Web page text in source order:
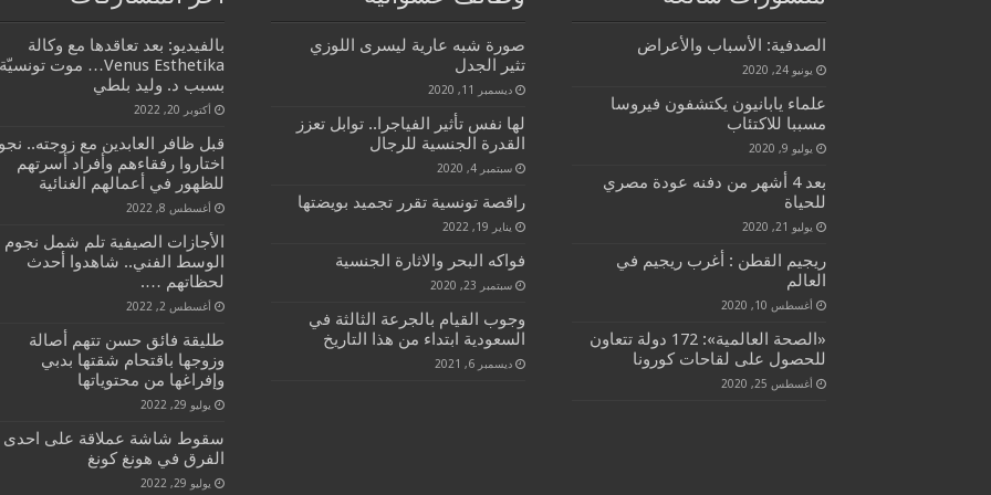
الصدفية: الأسباب والأعراض
يونيو 24, 2020
علماء يابانيون يكتشفون فيروسا
مسببا للاكتئاب
يوليو 9, 2020
بعد 4 أشهر من دفنه عودة مصري
للحياة
يوليو 21, 2020
ريجيم القطن : أغرب ريجيم في
العالم
أغسطس 10, 2020
«الصحة العالمية»: 172 دولة تتعاون
للحصول على لقاحات كورونا
أغسطس 25, 2020
صورة شبه عارية ليسرى اللوزي
تثير الجدل
ديسمبر 11, 2020
لها نفس تأثير الفياجرا.. توابل تعزز
القدرة الجنسية للرجال
سبتمبر 4, 2020
راقصة تونسية تقرر تجميد بويضتها
يناير 19, 2022
فواكه البحر والاثارة الجنسية
سبتمبر 23, 2020
وجوب القيام بالجرعة الثالثة في
السعودية ابتداء من هذا التاريخ
ديسمبر 6, 2021
بالفيديو: بعد تعاقدها مع وكالة
Venus Esthetika… موت تونسيّة
بسبب د. وليد بلطي
أكتوبر 20, 2022
قبل ظافر العابدين مع زوجته..
اختاروا رفقاءهم وأفراد أسرتهم
للظهور في أعمالهم الغنائية
أغسطس 8, 2022
الأجازات الصيفية تلم شمل نجوم
الوسط الفني.. شاهدوا أحدث
لحظاتهم ….
أغسطس 2, 2022
طليقة فائق حسن تتهم أصالة
وزوجها باقتحام شقتها بدبي
وإفراغها من محتوياتها
يوليو 29, 2022
سقوط شاشة عملاقة على احدى
الفرق في هونغ كونغ
يوليو 29, 2022